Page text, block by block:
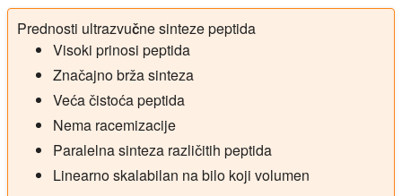
Prednosti ultrazvučne sinteze peptida
Visoki prinosi peptida
Značajno brža sinteza
Veća čistoća peptida
Nema racemizacije
Paralelna sinteza različitih peptida
Linearno skalabilan na bilo koji volumen